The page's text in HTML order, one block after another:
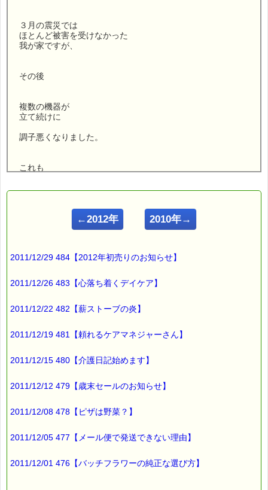
３月の震災では
ほとんど被害を受けなかった
我が家ですが、
その後
複数の機器が
立て続けに
調子悪くなりました。
これも
■ｅパスタイム通信 2011.06.06 VOL.425号
【震災後調子悪くなった機器】
立て続けに調子悪くなった機器とは
電話、テレビ、パソコン
です。
４月上旬に突然
うんともすんとも
←2012年 2010年→
2011/12/29 484【2012年初売りのお知らせ】
2011/12/26 483【心落ち着くデイケア】
2011/12/22 482【薪ストーブの炎】
2011/12/19 481【頼れるケアマネジャーさん】
2011/12/15 480【介護日記始めます】
2011/12/12 479【歳末セールのお知らせ】
2011/12/08 478【ピザは野菜？】
2011/12/05 477【メール便で発送できない理由】
2011/12/01 476【バッチフラワーの純正な選び方】